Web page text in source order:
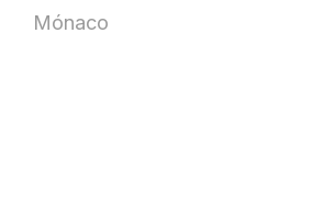
Mónaco